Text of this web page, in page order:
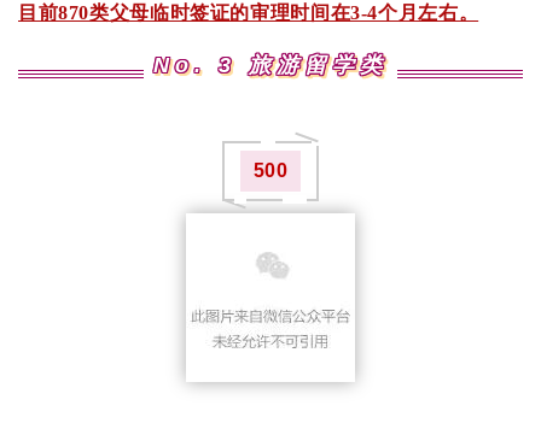
目前870类父母临时签证的审理时间在3-4个月左右。
No. 3 旅游留学类
500